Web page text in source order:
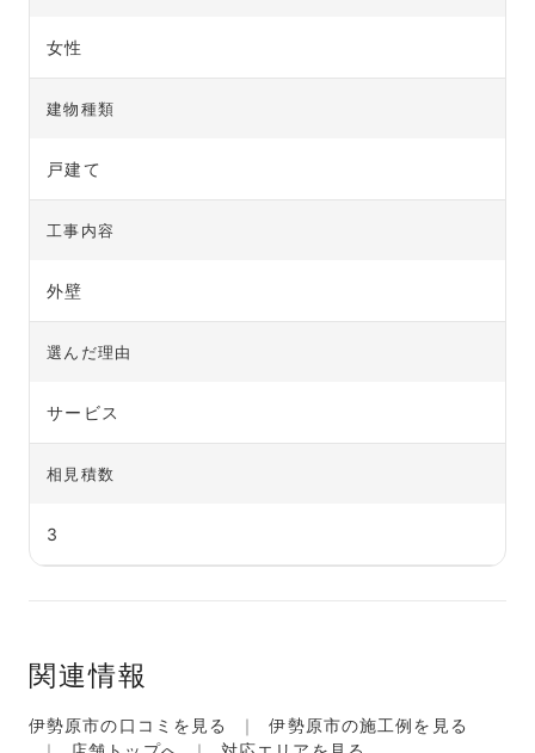
女性
建物種類
戸建て
工事内容
外壁
選んだ理由
サービス
相見積数
3
関連情報
伊勢原市の口コミを見る
伊勢原市の施工例を見る